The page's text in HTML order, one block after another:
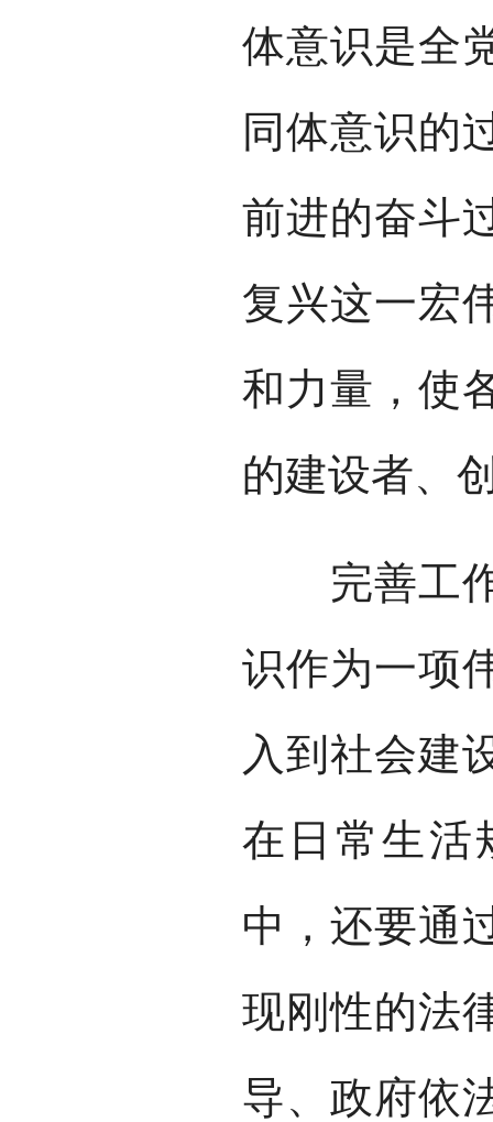
体意识是全
同体意识的
前进的奋斗
复兴这一宏
和力量，使
的建设者、
完善工作
识作为一项
入到社会建
在日常生活
中，还要通
现刚性的法
导、政府依